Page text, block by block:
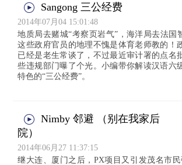
Sangong 三公经费
2014年07月04 15:01:48
地质局去赌城“考察页岩气”，海洋局去法国
这些政府官员的地理不愧是体育老师教的！
已经是老生常谈了，不过最近审计署的点名
些违规部门曝了个光。小编带你解读汉语六
特色的“三公经费”。
Nimby 邻避 （别在我家后
院）
2014年06月27 11:37:15
继大连、厦门之后，PX项目又引发茂名市